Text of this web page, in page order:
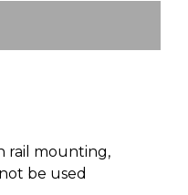
rail mounting,
be used